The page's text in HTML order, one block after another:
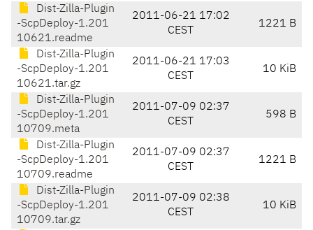
Dist-Zilla-Plugin
-ScpDeploy-1.201
10621.readme
2011-06-21 17:02
CEST
1221 B
Dist-Zilla-Plugin
-ScpDeploy-1.201
10621.tar.gz
2011-06-21 17:03
CEST
10 KiB
Dist-Zilla-Plugin
-ScpDeploy-1.201
10709.meta
2011-07-09 02:37
CEST
598 B
Dist-Zilla-Plugin
-ScpDeploy-1.201
10709.readme
2011-07-09 02:37
CEST
1221 B
Dist-Zilla-Plugin
-ScpDeploy-1.201
10709.tar.gz
2011-07-09 02:38
CEST
10 KiB